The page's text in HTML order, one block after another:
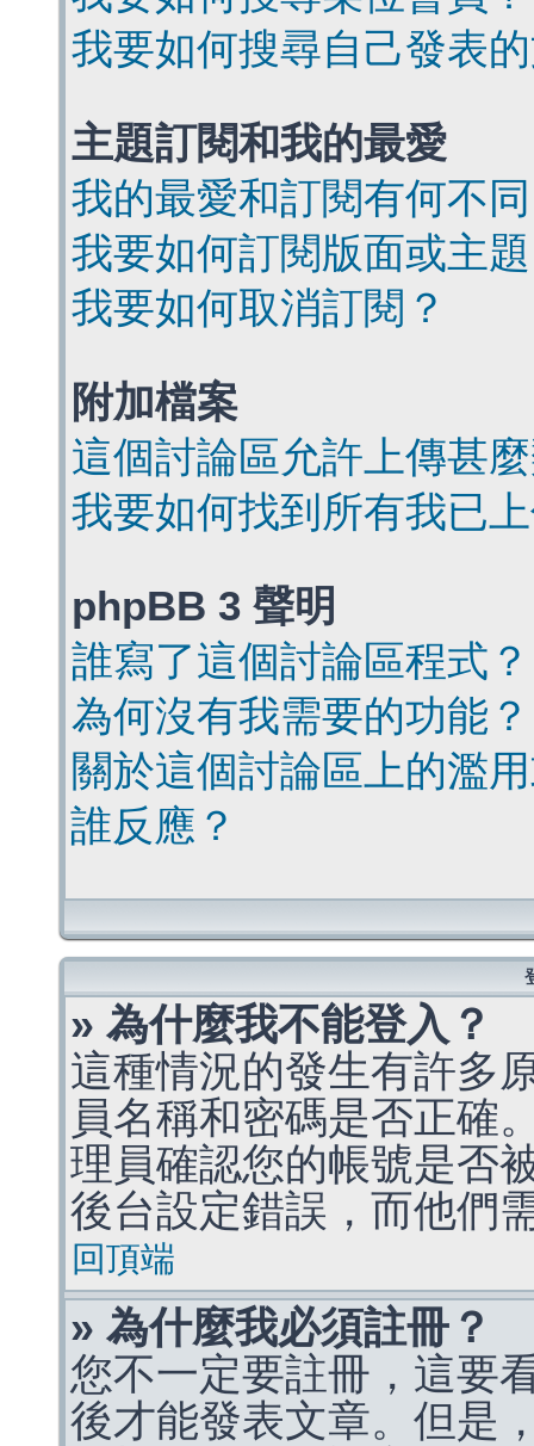
我要如何搜尋自己發表
主題訂閱和我的最愛
我的最愛和訂閱有何不
我要如何訂閱版面或主
我要如何取消訂閱？
附加檔案
這個討論區允許上傳甚
我要如何找到所有我已
phpBB 3 聲明
誰寫了這個討論區程式？
為何沒有我需要的功能？
關於這個討論區上的濫
誰反應？
» 為什麼我不能登入？
這種情況的發生有許多
員名稱和密碼是否正確
理員確認您的帳號是否
後台設定錯誤，而他們
回頂端
» 為什麼我必須註冊？
您不一定要註冊，這要
後才能發表文章。但是